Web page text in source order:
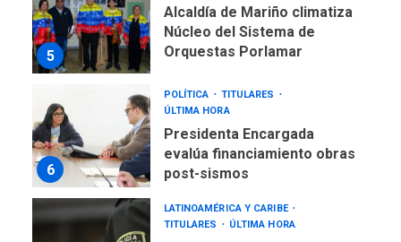
5
Alcaldía de Mariño climatiza
Núcleo del Sistema de
Orquestas Porlamar
6
POLÍTICA
TITULARES
ÚLTIMA HORA
Presidenta Encargada
evalúa financiamiento obras
post-sismos
LATINOAMÉRICA Y CARIBE
TITULARES
ÚLTIMA HORA